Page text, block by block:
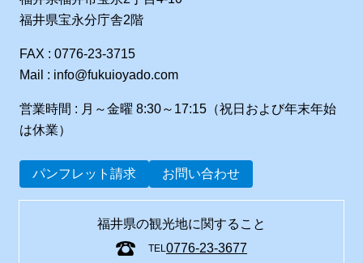
福井県宝永分庁舎2階
FAX : 0776-23-3715
Mail : info@fukuioyado.com
営業時間 : 月～金曜 8:30～17:15（祝日および年末年始
は休業）
パンフレット請求 お問い合わせ
福井県の観光地に関すること
TEL 0776-23-3677